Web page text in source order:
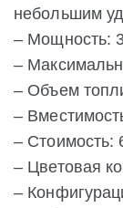
небольшим
– Мощность:
–
– Объем
–
– Стоимость:
– Цветовая
–